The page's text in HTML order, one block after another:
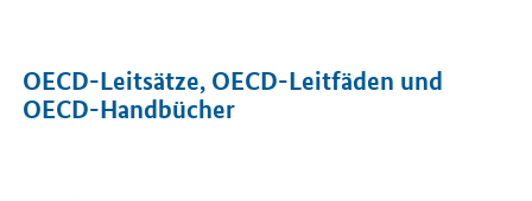
OECD-Leitsätze, OECD-Leitfäden und
OECD-Handbücher